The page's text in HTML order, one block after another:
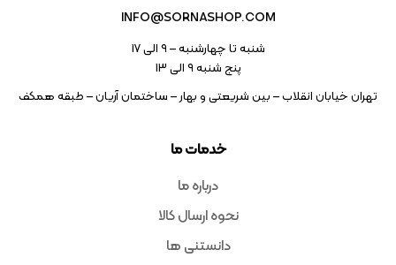
خدمات ما
درباره ما
نحوه ارسال کالا
دانستنی ها
INFO@SORNASHOP.COM
شنبه تا چهارشنبه – ۹ الی 17
پنج شنبه ۹ الی 13
تهران خیابان انقلاب – بین شریعتی و بهار – ساختمان آریان – طبقه همکف